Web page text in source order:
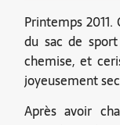
Printemps
du sac de
chemise, et
joyeusement
Après avoir